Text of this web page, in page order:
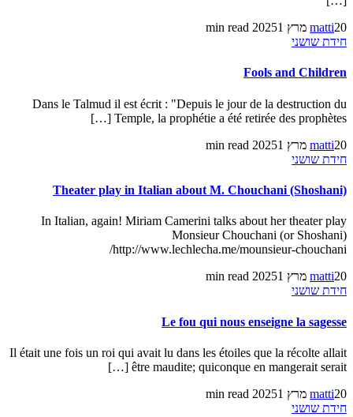
matti20 מרץ 2025
1 min read
חידת שושני
Fools and Children
Dans le Talmud il est écrit : "Depuis le jour de la destruction du
Temple, la prophétie a été retirée des prophètes […]
matti20 מרץ 2025
1 min read
חידת שושני
Theater play in Italian about M. Chouchani (Shoshani)
In Italian, again! Miriam Camerini talks about her theater play
Monsieur Chouchani (or Shoshani)
http://www.lechlecha.me/mounsieur-chouchani/
matti20 מרץ 2025
1 min read
חידת שושני
Le fou qui nous enseigne la sagesse
Il était une fois un roi qui avait lu dans les étoiles que la récolte allait
être maudite; quiconque en mangerait serait […]
matti20 מרץ 2025
1 min read
חידת שושני